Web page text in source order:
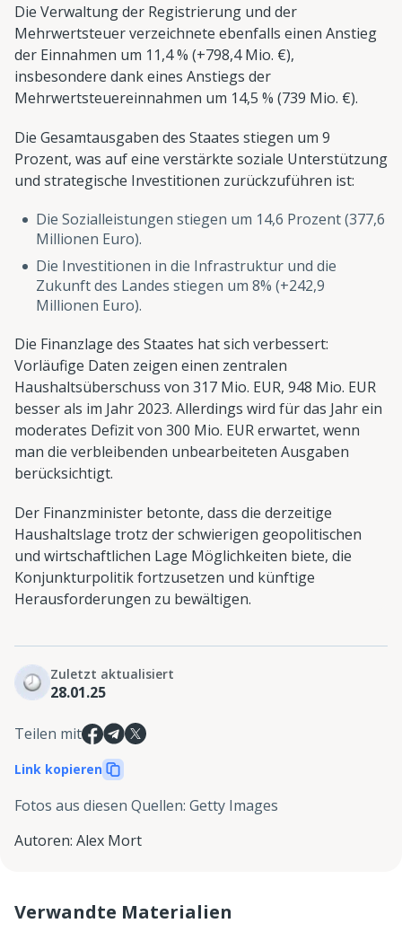
Die Verwaltung der Registrierung und der
Mehrwertsteuer verzeichnete ebenfalls einen Anstieg
der Einnahmen um 11,4 % (+798,4 Mio. €),
insbesondere dank eines Anstiegs der
Mehrwertsteuereinnahmen um 14,5 % (739 Mio. €).
Die Gesamtausgaben des Staates stiegen um 9
Prozent, was auf eine verstärkte soziale Unterstützung
und strategische Investitionen zurückzuführen ist:
Die Sozialleistungen stiegen um 14,6 Prozent (377,6
Millionen Euro).
Die Investitionen in die Infrastruktur und die
Zukunft des Landes stiegen um 8% (+242,9
Millionen Euro).
Die Finanzlage des Staates hat sich verbessert:
Vorläufige Daten zeigen einen zentralen
Haushaltsüberschuss von 317 Mio. EUR, 948 Mio. EUR
besser als im Jahr 2023. Allerdings wird für das Jahr ein
moderates Defizit von 300 Mio. EUR erwartet, wenn
man die verbleibenden unbearbeiteten Ausgaben
berücksichtigt.
Der Finanzminister betonte, dass die derzeitige
Haushaltslage trotz der schwierigen geopolitischen
und wirtschaftlichen Lage Möglichkeiten biete, die
Konjunkturpolitik fortzusetzen und künftige
Herausforderungen zu bewältigen.
Zuletzt aktualisiert
28.01.25
Teilen mit
Link kopieren
Fotos aus diesen Quellen: Getty Images
Autoren: Alex Mort
Verwandte Materialien